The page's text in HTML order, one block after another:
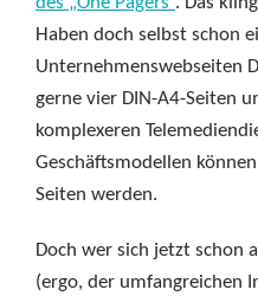
Haben doch selbst schon
Unternehmenswebseiten
gerne vier DIN-A4-Seiten
komplexeren
Geschäftsmodellen
Seiten werden.
Doch wer sich jetzt schon
(ergo, der umfangreichen